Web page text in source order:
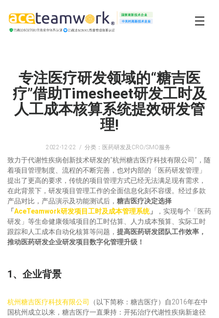
专注医疗研发领域的“糖吉医
疗”借助Timesheet研发工时及
人工成本核算系统提效研发管
理!
2022-12-22 分类：医药研发及CRO/SMO服务
致力于代谢性疾病创新技术研发的“杭州糖吉医疗科技有限公司”，随
着项目管理制度、流程的不断完善，也对内部的「医药研发管理」
提出了更高的要求，传统的项目管理方式已经无法满足现有需求，
在此背景下，研发项目管理工作的全面信息化刻不容缓。经过多款
产品对比，产品演示及功能测试后， 糖吉医疗决定选择
「 AceTeamwork研发项目工时及成本管理系统」
，实现每个「医药
研发」等生命健康领域项目的工时估算、人力成本预算、实际工时
跟踪和人工成本自动化核算等问题， 提高医药研发团队工作效率，
推动医药研发企业研发项目数字化管理升级！
1、企业背景
杭州糖吉医疗科技有限公司
（以下简称：糖吉医疗）自2016年在中
国杭州成立以来，糖吉医疗一直秉持：开拓治疗代谢性疾病新途径